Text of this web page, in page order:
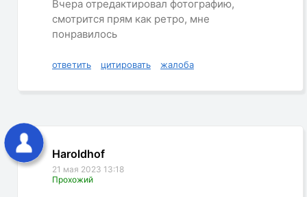
Вчера отредактировал фотографию,
смотрится прям как ретро, мне
понравилось
ответить цитировать жалоба
Haroldhof
21 мая 2023 13:18
Прохожий